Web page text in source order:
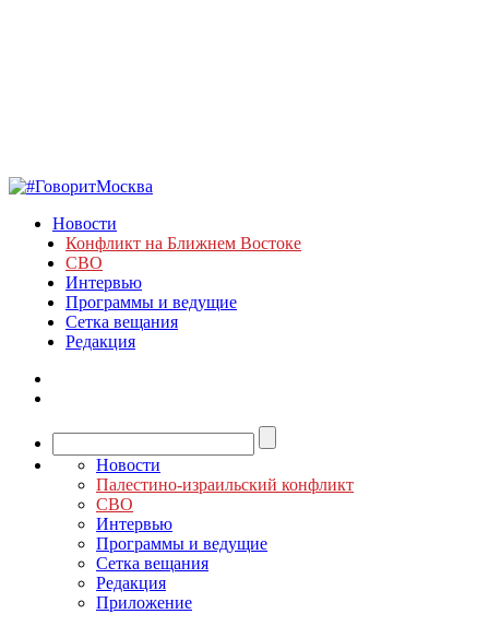
Новости
Конфликт на Ближнем Востоке
СВО
Интервью
Программы и ведущие
Сетка вещания
Редакция
Новости
Палестино-израильский конфликт
СВО
Интервью
Программы и ведущие
Сетка вещания
Редакция
Приложение